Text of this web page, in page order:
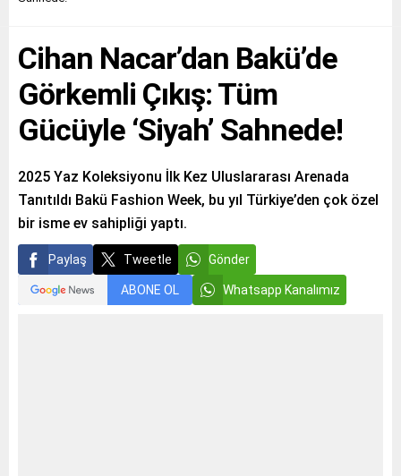
Cihan Nacar’dan Bakü’de
Görkemli Çıkış: Tüm
Gücüyle ‘Siyah’ Sahnede!
2025 Yaz Koleksiyonu İlk Kez Uluslararası Arenada
Tanıtıldı Bakü Fashion Week, bu yıl Türkiye’den çok özel
bir isme ev sahipliği yaptı.
Paylaş Tweetle Gönder
ABONE OL Whatsapp Kanalımız